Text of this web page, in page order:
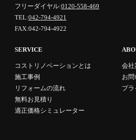
フリーダイヤル:0120-558-469
TEL:042-794-4921
FAX:042-794-4922
SERVICE
コストリノベーションとは
施工事例
リフォームの流れ
無料お見積り
適正価格シミュレーター
会社
お
プ